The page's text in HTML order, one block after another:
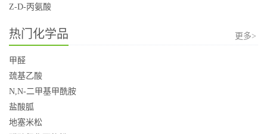
Z-D-丙氨酸
热门化学品 更多>
甲醛
巯基乙酸
N,N-二甲基甲酰胺
盐酸胍
地塞米松